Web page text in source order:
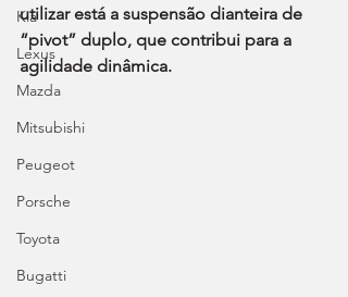
Kia
Lexus
Mazda
Mitsubishi
Peugeot
Porsche
Toyota
Bugatti
utilizar está a suspensão dianteira de
“pivot” duplo, que contribui para a
agilidade dinâmica.